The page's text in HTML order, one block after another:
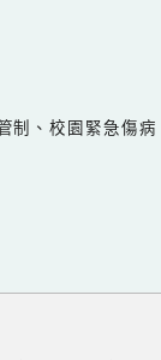
制、校園緊急傷病